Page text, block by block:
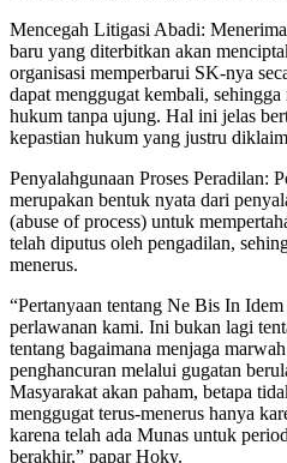
Mencegah Litigasi Abadi:
baru yang diterbitkan akan
organisasi memperbarui SK-nya
dapat menggugat kembali,
hukum tanpa ujung. Hal ini jelas
kepastian hukum yang justru
Penyalahgunaan Proses Peradilan:
merupakan bentuk nyata dari
(abuse of process) untuk
telah diputus oleh pengadilan,
menerus.
“Pertanyaan tentang Ne Bis In
perlawanan kami. Ini bukan lagi
tentang bagaimana menjaga
penghancuran melalui gugatan
Masyarakat akan paham, betapa
menggugat terus-menerus hanya
karena telah ada Munas untuk
berakhir,” papar Hoky.